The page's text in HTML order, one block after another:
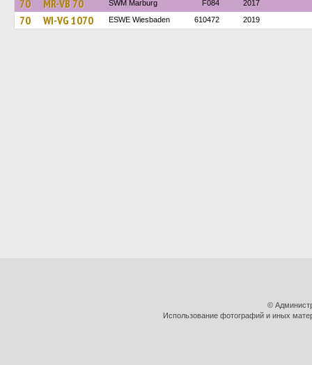
70 MR-VB 70 SWM Marburg F084 2017
70 WI-VG 1070 ESWE Wiesbaden 610472 2019
©
Использование фотографий и иных